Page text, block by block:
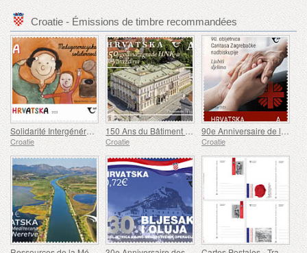
Croatie - Émissions de timbre recommandées
Solidarité Intergénérationnelle (C)
Croatie
150 Ans du Bâtiment du Théâtre National Croate de Varazdin
Croatie
90e Anniversaire de la Création de la Caritas de l'archidiocèse de Zagreb (C)
Croatie